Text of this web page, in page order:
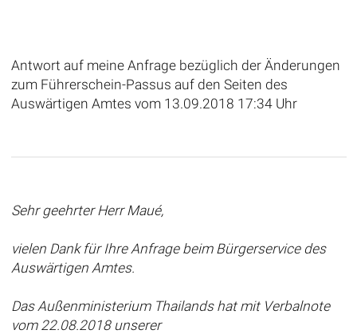
Antwort auf meine Anfrage bezüglich der Änderungen
zum Führerschein-Passus auf den Seiten des
Auswärtigen Amtes vom 13.09.2018 17:34 Uhr
Sehr geehrter Herr Maué,
vielen Dank für Ihre Anfrage beim Bürgerservice des
Auswärtigen Amtes.
Das Außenministerium Thailands hat mit Verbalnote
vom 22.08.2018 unserer